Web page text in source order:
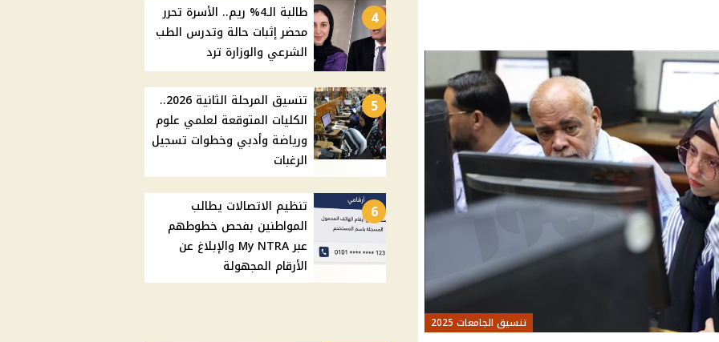
تنسيق الجامعات 2025
4
طالبة الـ4% ريم.. الأسرة تحرر
محضر إثبات حالة وتدرس الطب
الشرعي والوزارة ترد
5
تنسيق المرحلة الثانية 2026..
الكليات المتوقعة لعلمي علوم
ورياضة وأدبي وخطوات تسجيل
الرغبات
6
تنظيم الاتصالات يطالب
المواطنين بفحص خطوطهم
عبر My NTRA والإبلاغ عن
الأرقام المجهولة